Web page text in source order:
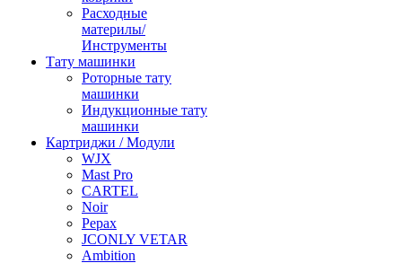
Расходные
материлы/
Инструменты
Тату машинки
Роторные тату
машинки
Индукционные тату
машинки
Картриджи / Модули
WJX
Mast Pro
CARTEL
Noir
Pepax
JCONLY VETAR
Ambition